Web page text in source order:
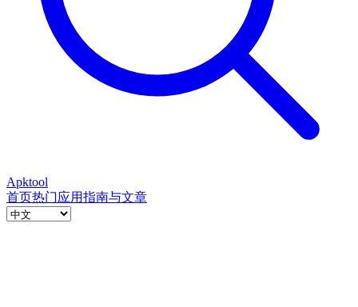
Apktool
首页热门应用指南与文章